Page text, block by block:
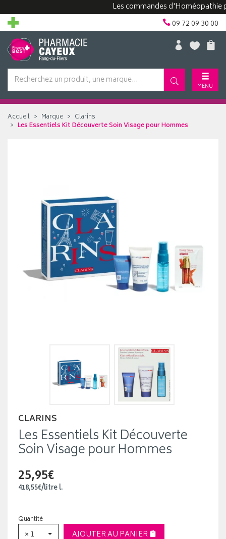
Les commandes d'Homéopathie
09 72 09 30 00
MENU
Accueil Marque
Clarins
Les Essentiels Kit Découverte Soin Visage pour Hommes
CLARINS
Les Essentiels Kit Découverte
Soin Visage pour Hommes
25,95€
418,55€/litrel.
Quantité
× 1
AJOUTER AU PANIER